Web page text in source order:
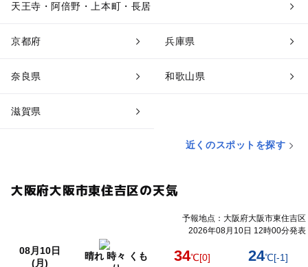
天王寺・阿倍野・上本町・長居
京都府 兵庫県
奈良県 和歌山県
滋賀県
近くのスポットを探す
大阪府大阪市東住吉区の天気
予報地点：大阪府大阪市東住吉区
2026年08月10日 12時00分発表
08月10日
(月)
晴れ 時々 くも
34℃[0] 24℃[-1]